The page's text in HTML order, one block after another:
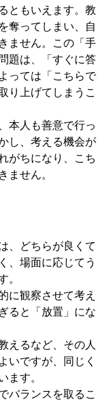
ともいえます。教
奪ってしまい、自
ません。この「手
題は、「すぐに答
っては「こちらで
り上げてしまうこ
本人も善意で行っ
し、考える機会が
がちになり、こち
ません。
、どちらが良くて
、場面に応じてう
。
に観察させて考え
ると「放置」にな
えるなど、その人
いですが、同じく
ます。
バランスを取るこ